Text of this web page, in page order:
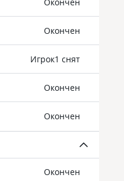
Oкончен
Игрок1 снят
Oкончен
Oкончен
Oкончен